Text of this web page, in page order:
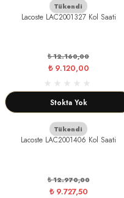
Tükendi
Lacoste LAC2001327 Kol Saati
₺ 12.160,00
₺ 9.120,00
Stokta Yok
Tükendi
Lacoste LAC2001406 Kol Saati
₺ 12.970,00
₺ 9.727,50